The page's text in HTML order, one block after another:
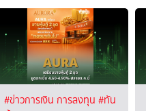
#ข่าวการเงิน การลงทุน #ทัน